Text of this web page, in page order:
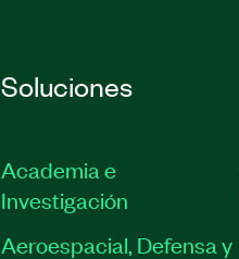
Soluciones
Academia e
Investigación
Aeroespacial, Defensa y